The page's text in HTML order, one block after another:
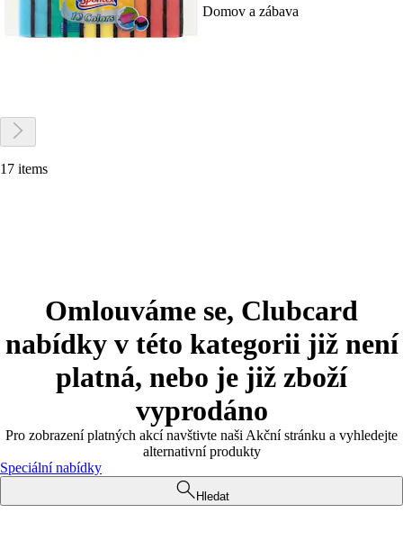
Domov a zábava
17 items
Omlouváme se, Clubcard
nabídky v této kategorii již není
platná, nebo je již zboží
vyprodáno
Pro zobrazení platných akcí navštivte naši Akční stránku a vyhledejte
alternativní produkty
Speciální nabídky
Hledat